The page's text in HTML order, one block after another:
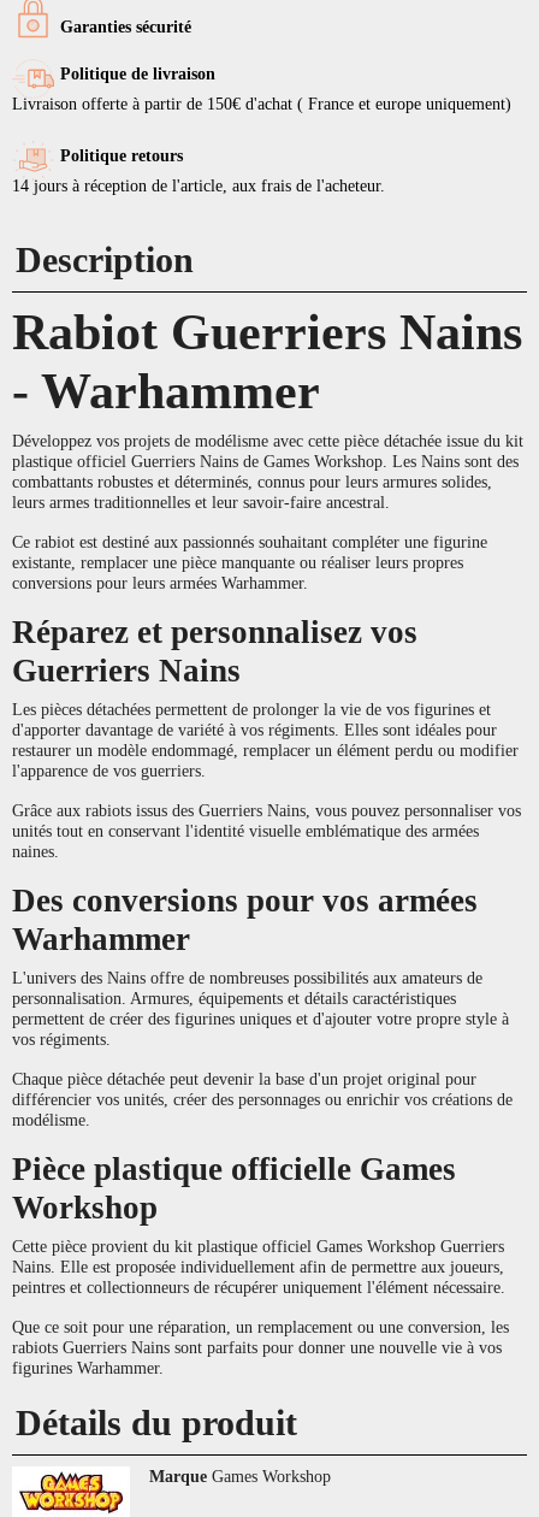
Garanties sécurité
Politique de livraison
Livraison offerte à partir de 150€ d'achat ( France et europe uniquement)
Politique retours
14 jours à réception de l'article, aux frais de l'acheteur.
Description
Rabiot Guerriers Nains
- Warhammer
Développez vos projets de modélisme avec cette pièce détachée issue du kit
plastique officiel Guerriers Nains de Games Workshop. Les Nains sont des
combattants robustes et déterminés, connus pour leurs armures solides,
leurs armes traditionnelles et leur savoir-faire ancestral.
Ce rabiot est destiné aux passionnés souhaitant compléter une figurine
existante, remplacer une pièce manquante ou réaliser leurs propres
conversions pour leurs armées Warhammer.
Réparez et personnalisez vos
Guerriers Nains
Les pièces détachées permettent de prolonger la vie de vos figurines et
d'apporter davantage de variété à vos régiments. Elles sont idéales pour
restaurer un modèle endommagé, remplacer un élément perdu ou modifier
l'apparence de vos guerriers.
Grâce aux rabiots issus des Guerriers Nains, vous pouvez personnaliser vos
unités tout en conservant l'identité visuelle emblématique des armées
naines.
Des conversions pour vos armées
Warhammer
L'univers des Nains offre de nombreuses possibilités aux amateurs de
personnalisation. Armures, équipements et détails caractéristiques
permettent de créer des figurines uniques et d'ajouter votre propre style à
vos régiments.
Chaque pièce détachée peut devenir la base d'un projet original pour
différencier vos unités, créer des personnages ou enrichir vos créations de
modélisme.
Pièce plastique officielle Games
Workshop
Cette pièce provient du kit plastique officiel Games Workshop Guerriers
Nains. Elle est proposée individuellement afin de permettre aux joueurs,
peintres et collectionneurs de récupérer uniquement l'élément nécessaire.
Que ce soit pour une réparation, un remplacement ou une conversion, les
rabiots Guerriers Nains sont parfaits pour donner une nouvelle vie à vos
figurines Warhammer.
Détails du produit
Marque Games Workshop